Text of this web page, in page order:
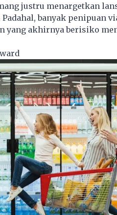
justru menargetkan
banyak penipuan
yang akhirnya berisiko